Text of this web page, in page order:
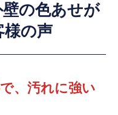
の色あせが
様の声
、汚れに強い